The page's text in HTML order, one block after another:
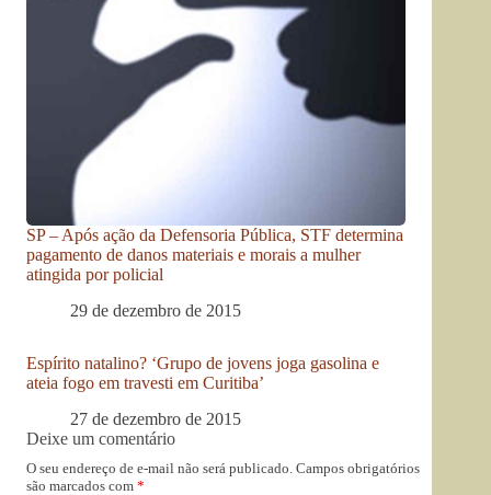
SP – Após ação da Defensoria Pública, STF determina
pagamento de danos materiais e morais a mulher
atingida por policial
29 de dezembro de 2015
Espírito natalino? ‘Grupo de jovens joga gasolina e
ateia fogo em travesti em Curitiba’
27 de dezembro de 2015
Deixe um comentário
O seu endereço de e-mail não será publicado. Campos obrigatórios
são marcados com *